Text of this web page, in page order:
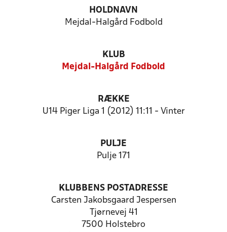
HOLDNAVN
Mejdal-Halgård Fodbold
KLUB
Mejdal-Halgård Fodbold
RÆKKE
U14 Piger Liga 1 (2012) 11:11 - Vinter
PULJE
Pulje 171
KLUBBENS POSTADRESSE
Carsten Jakobsgaard Jespersen
Tjørnevej 41
7500 Holstebro